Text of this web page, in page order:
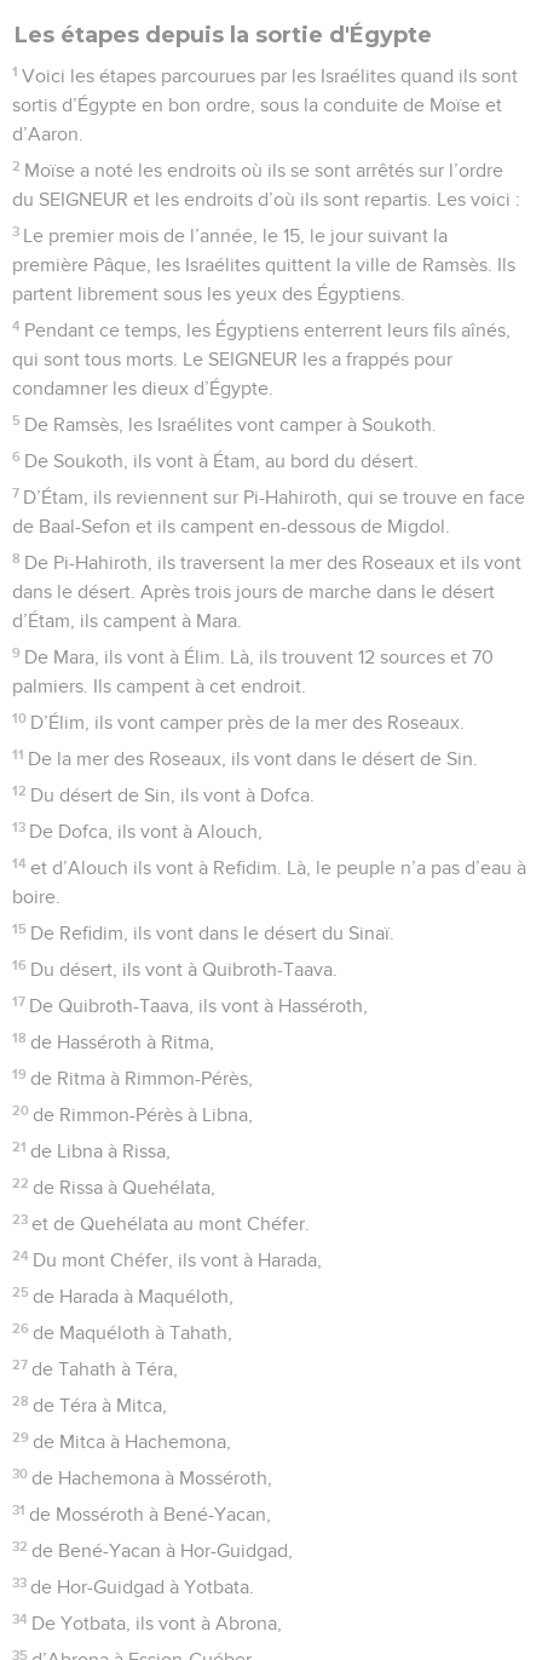
Les étapes depuis la sortie d'Égypte
1 Voici les étapes parcourues par les Israélites quand ils sont
sortis d’Égypte en bon ordre, sous la conduite de Moïse et
d’Aaron.
2 Moïse a noté les endroits où ils se sont arrêtés sur l’ordre
du SEIGNEUR et les endroits d’où ils sont repartis. Les voici :
3 Le premier mois de l’année, le 15, le jour suivant la
première Pâque, les Israélites quittent la ville de Ramsès. Ils
partent librement sous les yeux des Égyptiens.
4 Pendant ce temps, les Égyptiens enterrent leurs fils aînés,
qui sont tous morts. Le SEIGNEUR les a frappés pour
condamner les dieux d’Égypte.
5 De Ramsès, les Israélites vont camper à Soukoth.
6 De Soukoth, ils vont à Étam, au bord du désert.
7 D’Étam, ils reviennent sur Pi-Hahiroth, qui se trouve en face
de Baal-Sefon et ils campent en-dessous de Migdol.
8 De Pi-Hahiroth, ils traversent la mer des Roseaux et ils vont
dans le désert. Après trois jours de marche dans le désert
d’Étam, ils campent à Mara.
9 De Mara, ils vont à Élim. Là, ils trouvent 12 sources et 70
palmiers. Ils campent à cet endroit.
10 D’Élim, ils vont camper près de la mer des Roseaux.
11 De la mer des Roseaux, ils vont dans le désert de Sin.
12 Du désert de Sin, ils vont à Dofca.
13 De Dofca, ils vont à Alouch,
14 et d’Alouch ils vont à Refidim. Là, le peuple n’a pas d’eau à
boire.
15 De Refidim, ils vont dans le désert du Sinaï.
16 Du désert, ils vont à Quibroth-Taava.
17 De Quibroth-Taava, ils vont à Hasséroth,
18 de Hasséroth à Ritma,
19 de Ritma à Rimmon-Pérès,
20 de Rimmon-Pérès à Libna,
21 de Libna à Rissa,
22 de Rissa à Quehélata,
23 et de Quehélata au mont Chéfer.
24 Du mont Chéfer, ils vont à Harada,
25 de Harada à Maquéloth,
26 de Maquéloth à Tahath,
27 de Tahath à Téra,
28 de Téra à Mitca,
29 de Mitca à Hachemona,
30 de Hachemona à Mosséroth,
31 de Mosséroth à Bené-Yacan,
32 de Bené-Yacan à Hor-Guidgad,
33 de Hor-Guidgad à Yotbata.
34 De Yotbata, ils vont à Abrona,
35